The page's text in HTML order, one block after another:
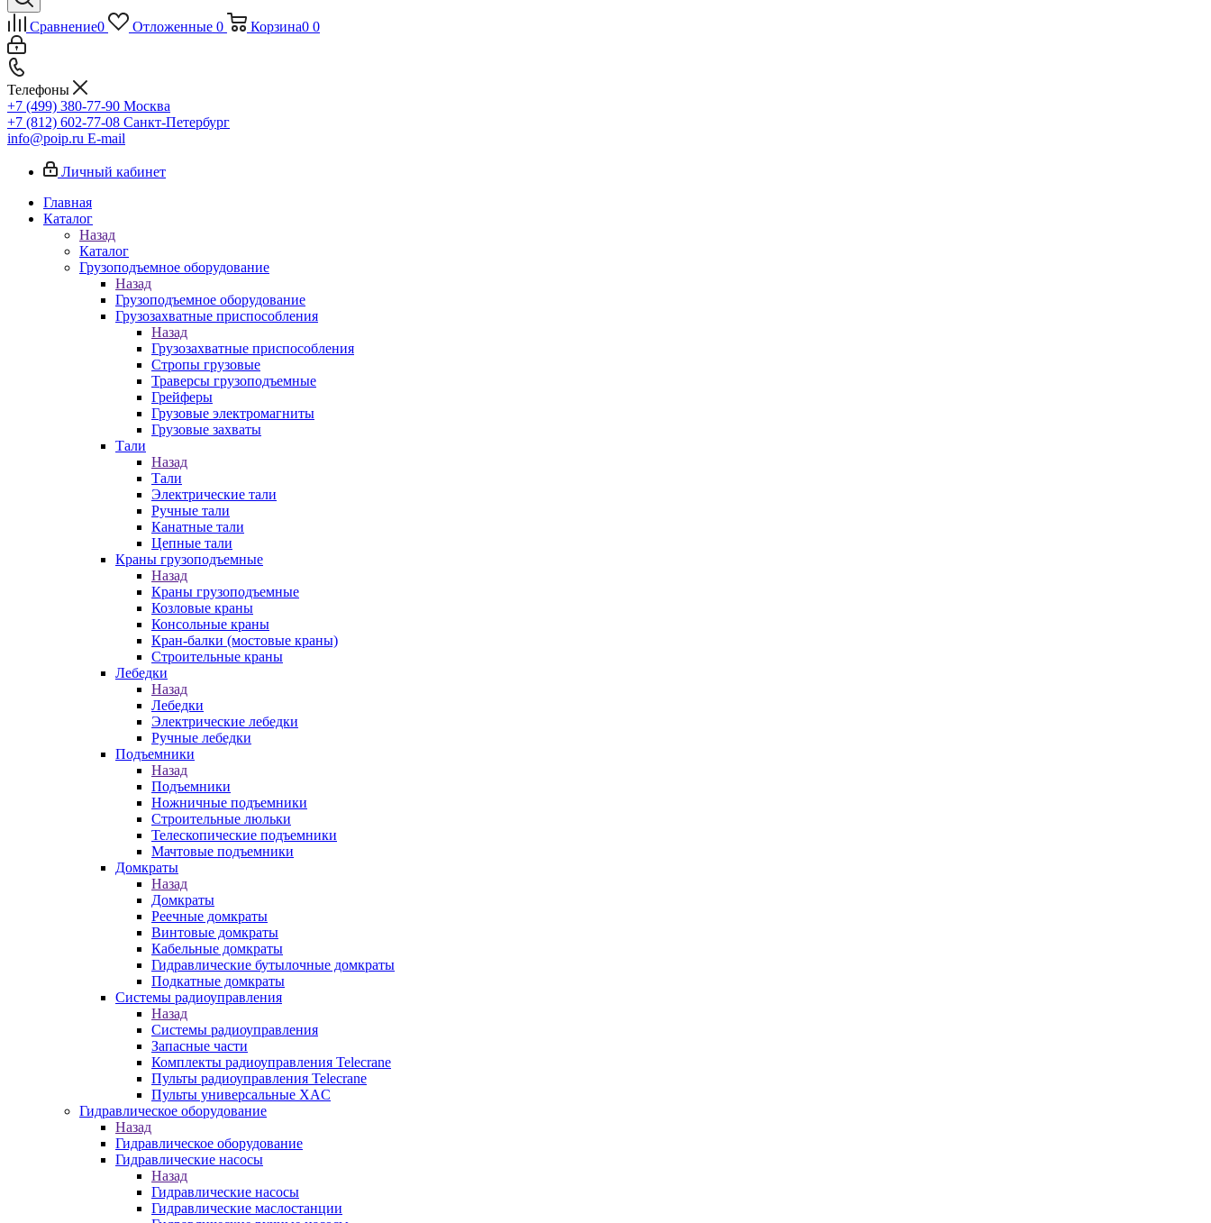
Сравнение0 Отложенные 0 Корзина0 0
Телефоны
+7 (499) 380-77-90 Москва
+7 (812) 602-77-08 Санкт-Петербург
info@poip.ru E-mail
Личный кабинет
Главная
Каталог
Назад
Каталог
Грузоподъемное оборудование
Назад
Грузоподъемное оборудование
Грузозахватные приспособления
Назад
Грузозахватные приспособления
Стропы грузовые
Траверсы грузоподъемные
Грейферы
Грузовые электромагниты
Грузовые захваты
Тали
Назад
Тали
Электрические тали
Ручные тали
Канатные тали
Цепные тали
Краны грузоподъемные
Назад
Краны грузоподъемные
Козловые краны
Консольные краны
Кран-балки (мостовые краны)
Строительные краны
Лебедки
Назад
Лебедки
Электрические лебедки
Ручные лебедки
Подъемники
Назад
Подъемники
Ножничные подъемники
Строительные люльки
Телескопические подъемники
Мачтовые подъемники
Домкраты
Назад
Домкраты
Реечные домкраты
Винтовые домкраты
Кабельные домкраты
Гидравлические бутылочные домкраты
Подкатные домкраты
Системы радиоуправления
Назад
Системы радиоуправления
Запасные части
Комплекты радиоуправления Telecrane
Пульты радиоуправления Telecrane
Пульты универсальные XAC
Гидравлическое оборудование
Назад
Гидравлическое оборудование
Гидравлические насосы
Назад
Гидравлические насосы
Гидравлические маслостанции